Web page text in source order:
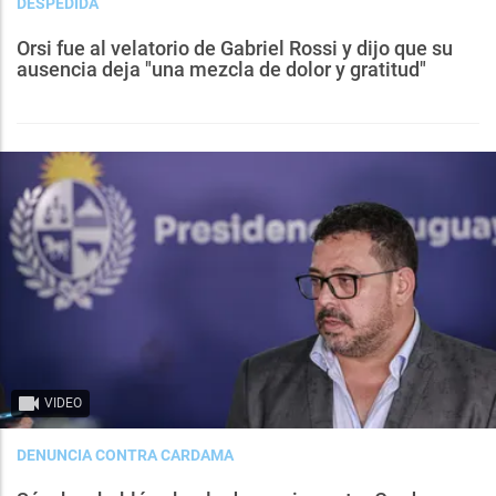
Orsi fue al velatorio de Gabriel Rossi y dijo que su
ausencia deja "una mezcla de dolor y gratitud"
VIDEO
DENUNCIA CONTRA CARDAMA